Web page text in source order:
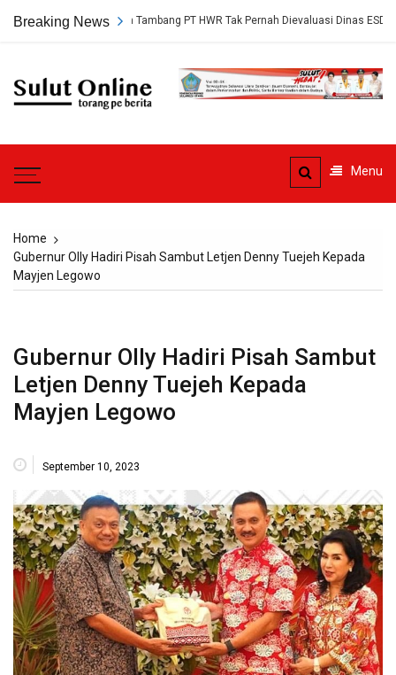
Breaking News
Persetujuan Tambang PT HWR Tak Pernah Dievaluasi Dinas ESDM
Sulut
Menu
Home
Gubernur Olly Hadiri Pisah Sambut Letjen Denny Tuejeh Kepada
Mayjen Legowo
Gubernur Olly Hadiri Pisah Sambut
Letjen Denny Tuejeh Kepada
Mayjen Legowo
September 10, 2023